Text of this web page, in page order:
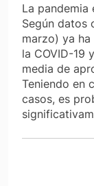
La pandemia
Según datos
marzo) ya
la COVID-19
media de
Teniendo en
casos, es